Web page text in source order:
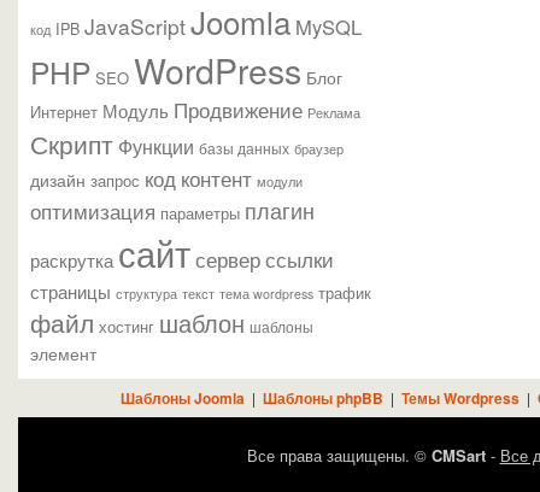
код IPB JavaScriptJoomla MySQL
PHP SEO WordPress Блог
Интернет Модуль Продвижение Реклама
Скрипт Функции базы данных браузер
дизайн запрос код контент модули
оптимизация параметры плагин
раскрутка сайтсерверссылки
страницы структура текст тема wordpress трафик
файл хостинг шаблон шаблоны
элемент
Шаблоны Joomla | Шаблоны phpBB | Темы Wordpress|
Все права защищены. © CMSart- Все